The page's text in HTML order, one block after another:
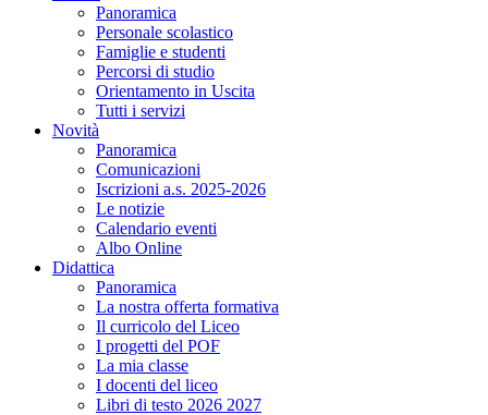
Panoramica
Personale scolastico
Famiglie e studenti
Percorsi di studio
Orientamento in Uscita
Tutti i servizi
Novità
Panoramica
Comunicazioni
Iscrizioni a.s. 2025-2026
Le notizie
Calendario eventi
Albo Online
Didattica
Panoramica
La nostra offerta formativa
Il curricolo del Liceo
I progetti del POF
La mia classe
I docenti del liceo
Libri di testo 2026 2027